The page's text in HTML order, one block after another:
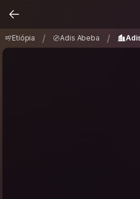
Etiópia / Adis Abeba /